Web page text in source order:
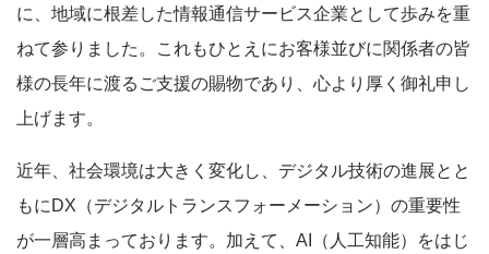
に、地域に根差した情報通信サービス企業として歩みを重
ねて参りました。これもひとえにお客様並びに関係者の皆
様の長年に渡るご支援の賜物であり、心より厚く御礼申し
上げます。
近年、社会環境は大きく変化し、デジタル技術の進展とと
もにDX（デジタルトランスフォーメーション）の重要性
が一層高まっております。加えて、AI（人工知能）をはじ